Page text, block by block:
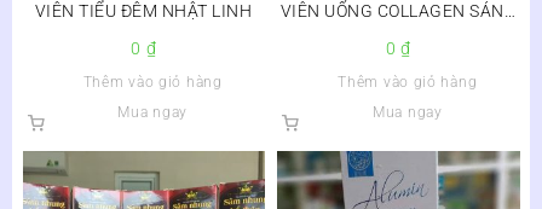
VIÊN TIỂU ĐÊM NHẬT LINH
0 ₫
Thêm vào giỏ hàng
Mua ngay
VIÊN UỐNG COLLAGEN SÁNG
HỒNG DA – SÂM TỐ NỮ,
NHAU THAI CỪU
0₫
Thêm vào giỏ hàng
Mua ngay